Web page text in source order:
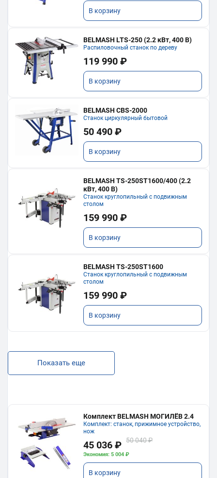
В корзину
BELMASH LTS-250 (2.2 кВт, 400 В)
Распиловочный станок по дереву
119 990 ₽
В корзину
BELMASH CBS-2000
Станок циркулярный бытовой
50 490 ₽
В корзину
BELMASH TS-250ST1600/400 (2.2
кВт, 400 В)
Станок круглопильный с подвижным
столом
159 990 ₽
В корзину
BELMASH TS-250ST1600
Станок круглопильный с подвижным
столом
159 990 ₽
В корзину
Показать еще
Комплект BELMASH МОГИЛЁВ 2.4
Комплект: станок, прижимное устройство,
нож
45 036 ₽ 50 040 ₽
Экономия: 5 004 ₽
В корзину